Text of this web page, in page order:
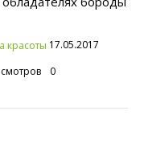
красоты 17.05.2017
0